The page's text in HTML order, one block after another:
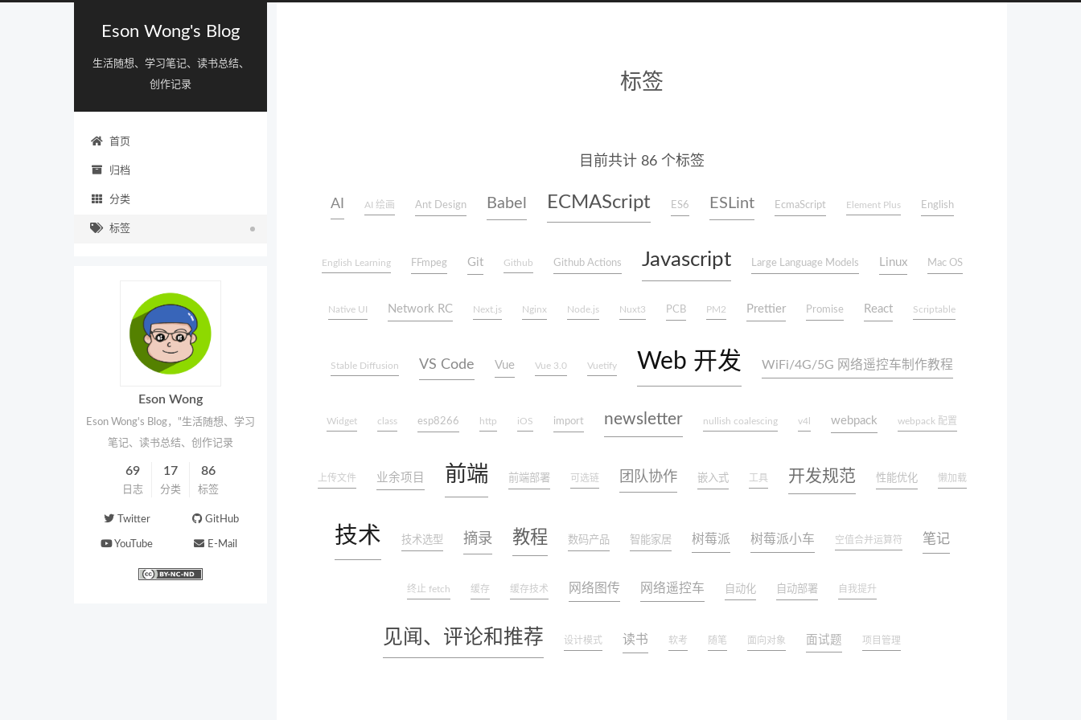
Eson Wong's Blog
生活随想、学习笔记、读书总结、
创作记录
首页
归档
分类
标签
标签
目前共计 86 个标签
AI AI 绘画 Ant Design Babel ECMAScript ES6 ESLint EcmaScript Element Plus English
English Learning FFmpeg Git Github Github Actions Javascript Large Language Models Linux Mac OS
Native UI Network RC Next.js Nginx Node.js Nuxt3 PCB PM2 Prettier Promise React Scriptable
Stable Diffusion VS Code Vue Vue 3.0 Vuetify Web 开发 WiFi/4G/5G 网络遥控车制作教程
Widget class esp8266 http iOS import newsletter nullish coalescing v4l webpack webpack 配置
上传文件 业余项目 前端 前端部署 可选链 团队协作 嵌入式 工具 开发规范 性能优化 懒加载
技术 技术选型 摘录 教程 数码产品 智能家居 树莓派 树莓派小车 空值合并运算符 笔记
终止 fetch 缓存 缓存技术 网络图传 网络遥控车 自动化 自动部署 自我提升
见闻、评论和推荐 设计模式 读书 软考 随笔 面向对象 面试题 项目管理
Eson Wong
Eson Wong's Blog，"生活随想、学习
笔记、读书总结、创作记录
69
日志
17
分类
86
标签
Twitter GitHub
YouTube E-Mail